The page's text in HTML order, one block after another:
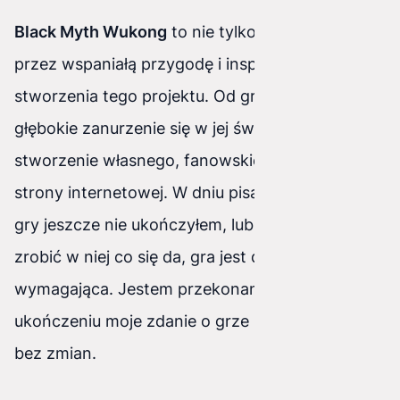
Black Myth Wukong to nie tylko gra, to podróż
przez wspaniałą przygodę i inspiracja do
stworzenia tego projektu. Od grania w nią, przez
głębokie zanurzenie się w jej świat, aż po
stworzenie własnego, fanowskiego projektu
strony internetowej. W dniu pisania tego posta,
gry jeszcze nie ukończyłem, lubię poznać grę i
zrobić w niej co się da, gra jest dluga i dość
wymagająca. Jestem przekonany że po jej
ukończeniu moje zdanie o grze nadal pozostanie
bez zmian.